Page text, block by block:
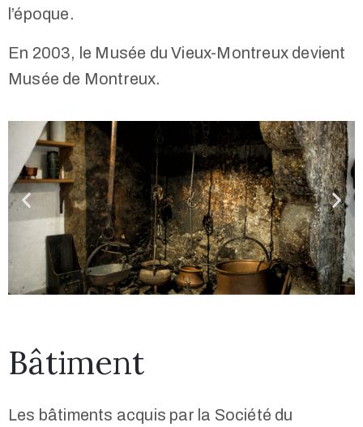
l’époque.
En 2003, le Musée du Vieux-Montreux devient
Musée de Montreux.
Bâtiment
Les bâtiments acquis par la Société du